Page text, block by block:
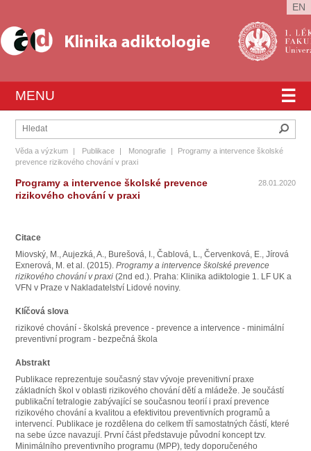
EN
☰
MENU
Věda a výzkum | Publikace | Monografie |
Programy a intervence školské
prevence rizikového chování v praxi
28.01.2020
Programy a intervence školské prevence
rizikového chování v praxi
Citace
Miovský, M., Aujezká, A., Burešová, I., Čablová, L., Červenková, E., Jírová
Exnerová, M. et al. (2015).Programy a intervence školské prevence
rizikového chování v praxi (2nd ed.). Praha: Klinika adiktologie 1. LF UK a
VFN v Praze v Nakladatelství Lidové noviny.
Klíčová slova
rizikové chování - školská prevence - prevence a intervence - minimální
preventivní program - bezpečná škola
Abstrakt
Publikace reprezentuje současný stav vývoje prevenitivní praxe
základních škol v oblasti rizikového chování dětí a mládeže. Je součástí
publikační tetralogie zabývající se současnou teorií i praxí prevence
rizikového chování a kvalitou a efektivitou preventivních programů a
intervencí. Publikace je rozdělena do celkem tří samostatných částí, které
na sebe úzce navazují. První část představuje původní koncept tzv.
Minimálního preventivního programu (MPP), tedy doporučeného